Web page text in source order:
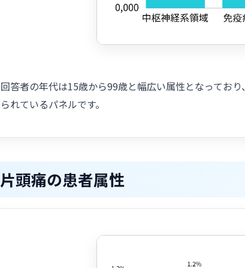
回答者の年代は15歳から99歳と幅広い属性となってお
られているパネルです。
片頭痛の患者属性